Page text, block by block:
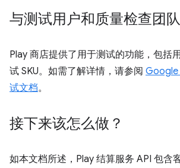
与测试用户和质量检查团
Play 商店提供了用于测试的功能，包括
试 SKU。如需了解详情，请参阅 Google
试文档。
接下来该怎么做？
如本文档所述，Play 结算服务 API 包含